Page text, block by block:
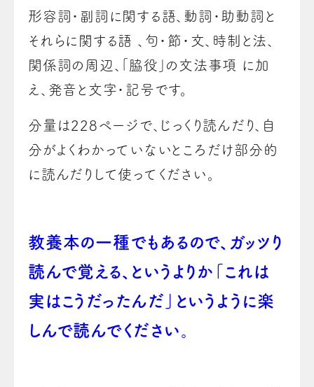
形容詞・副詞に関する語、動詞・助動詞と
それらに関する語 、句・節・文、時制と法、
関係詞の周辺、｢脇役｣の文法事項 に加
え、発音と文字・記号です。
分量は228ページで、じっくり読んだり、自
分がよくわかっていないところだけ部分的
に読んだりして使ってください。
教養本の一種でもあるので、ガッツり
読んで覚える、というよりか「これは
実はこうだったんだ」というように楽
しんで読んでください。